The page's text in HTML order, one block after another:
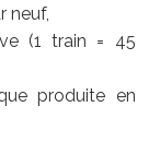
neuf,
(1 train = 45
produite en